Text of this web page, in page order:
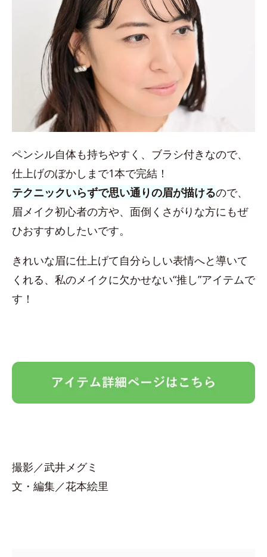
ペンシル自体も持ちやすく、ブラシ付きなので、
仕上げのぼかしまで1本で完結！
テクニックいらずで思い通りの眉が描けるので、
眉メイク初心者の方や、面倒くさがりな方にもぜ
ひおすすめしたいです。
きれいな眉に仕上げて自分らしい表情へと導いて
くれる、私のメイクに欠かせない“推し”アイテムで
す！
撮影／武井メグミ
文・編集／花本絵里